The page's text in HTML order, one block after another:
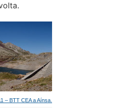
– BTT CEA a Aínsa.